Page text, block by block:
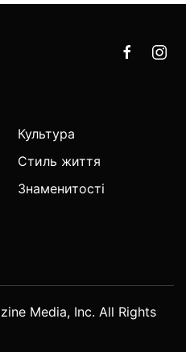
Культура
Стиль життя
Знаменитості
Media, Inc. All Rights